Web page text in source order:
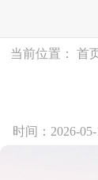
当前位置： 首
时间：2026-